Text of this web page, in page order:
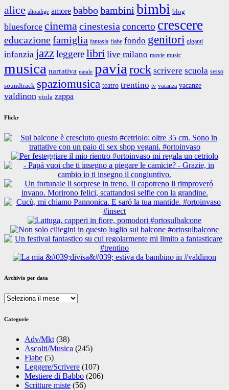
alice altoadige amore babbobambini bimbi blog
bluesforce cinema cinestesia concerto crescere
educazionefamiglia fantasia fiabe fondo genitori giganti
infanzia jazzleggerelibri live milano movie music
musica narrativa natale pavia rock scrivere scuola sesso
soundtrack spaziomusica teatro trentino tv vacanza vacanze
valdinon viola zappa
Flickr
Archivio per data
Archivio
data
Categorie
Adv/Mkt (38)
Ascolti/Musica (245)
Fiabe (5)
Leggere/Scrivere (107)
Mestiere di Babbo (206)
Scritture miste (56)